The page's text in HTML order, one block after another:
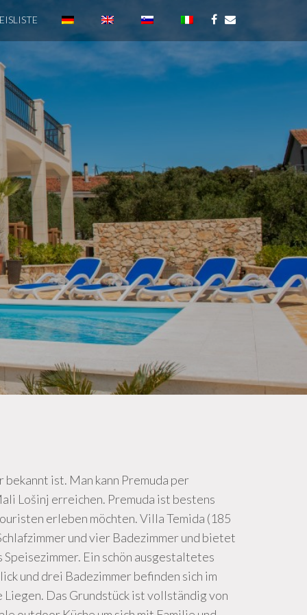
ist. Man kann Premuda per
Lošinj erreichen. Premuda ist bestens
erleben möchten. Villa Temida (185
und vier Badezimmer und bietet
Ein schön ausgestaltetes
und drei Badezimmer befinden sich im
Das Grundstück ist vollständig von